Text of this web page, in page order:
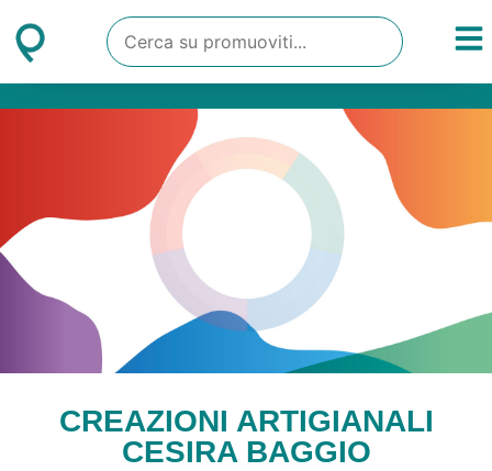
CREAZIONI ARTIGIANALI
CESIRA BAGGIO